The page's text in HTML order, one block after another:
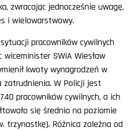
zwracając jednocześnie uwagę,
i wielowarstwowy.
pracowników cywilnych
wiceminister SWiA Wiesław
kwoty wynagrodzeń w
zatrudnienia. W Policji jest
pracowników cywilnych, a ich
się średnio na poziomie
trzynastkę). Różnica zależna od